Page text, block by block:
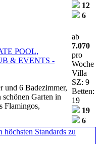
12
6
POOL,
& EVENTS -
und 6 Badezimmer,
Garten in
Flamingos,
ab
7.070
pro
Woche
Villa
SZ: 9
Betten:
19
19
6